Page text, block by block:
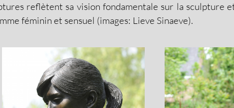
reflètent sa vision fondamentale sur la sculpture
féminin et sensuel (images: Lieve Sinaeve).